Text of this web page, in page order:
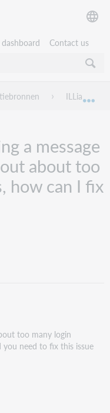
Contact us
/ samenvouwenILLiad
a message
about too
how can I fix
too many login
need to fix this issue